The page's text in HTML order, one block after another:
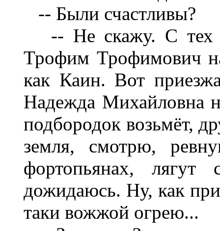
-- Были счастливы?
-- Не скажу. С тех
Трофим Трофимович
как Каин. Вот
Надежда Михайловна
подбородок возьмёт,
земля, смотрю,
фортопьянах,
дожидаюсь. Ну, как
таки вожжой огрею...